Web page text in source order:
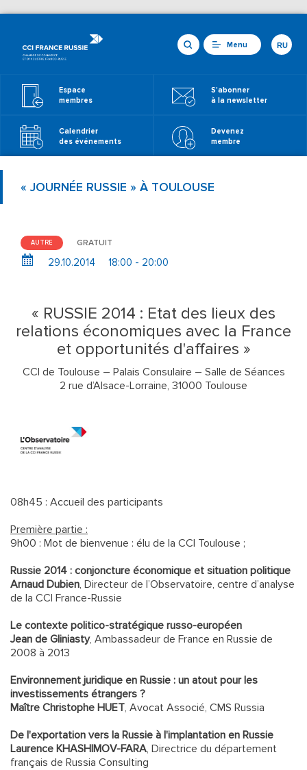
Menu
Espace
membres
S'abonner
à la newsletter
Calendrier
des événements
Devenez
membre
RU
« JOURNÉE RUSSIE » À TOULOUSE
AUTRE GRATUIT
29.10.2014 18:00 - 20:00
« RUSSIE 2014 : Etat des lieux des
relations économiques avec la France
et opportunités d'affaires »
CCI de Toulouse – Palais Consulaire – Salle de Séances
2 rue d’Alsace-Lorraine, 31000 Toulouse
08h45 : Accueil des participants
Première partie :
9h00 : Mot de bienvenue : élu de la CCI Toulouse ;
Russie 2014 : conjoncture économique et situation politique
Arnaud Dubien, Directeur de l’Observatoire, centre d’analyse
de la CCI France-Russie
Le contexte politico-stratégique russo-européen
Jean de Gliniasty, Ambassadeur de France en Russie de
2008 à 2013
Environnement juridique en Russie : un atout pour les
investissements étrangers ?
Maître Christophe HUET, Avocat Associé, CMS Russia
De l'exportation vers la Russie à l'implantation en Russie
Laurence KHASHIMOV-FARA, Directrice du département
français de Russia Consulting